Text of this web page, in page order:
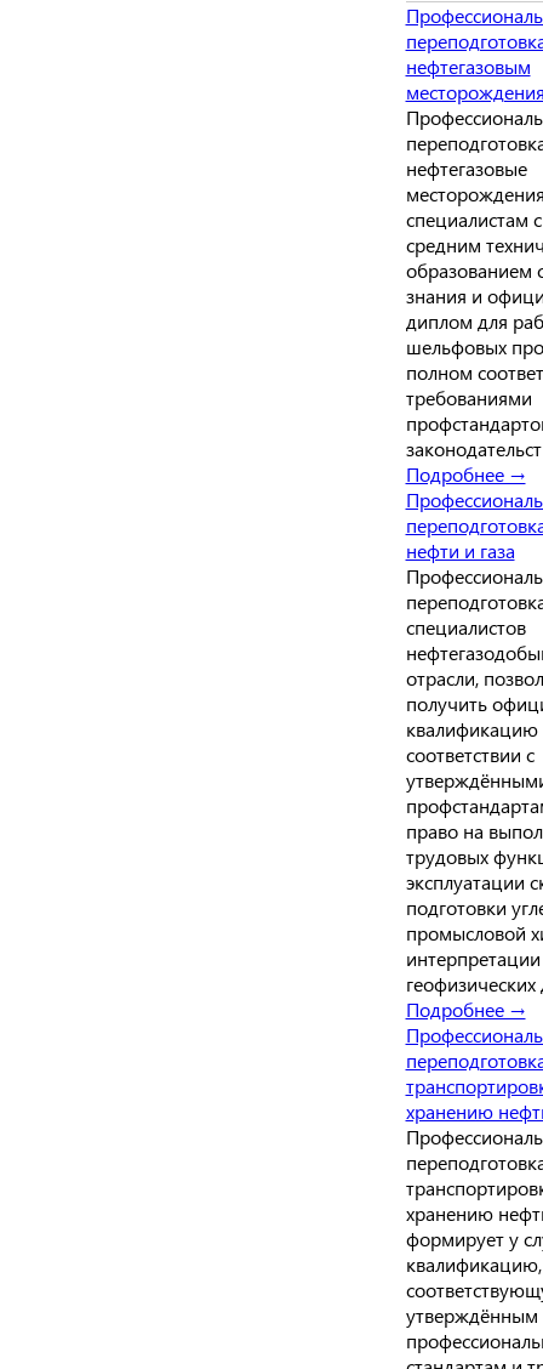
нефтегазовым
нефтегазовые
специалистам
средним
образованием
знания и
диплом для
шельфовых
полном
требованиями
Подробнее →
нефти и газа
специалистов
отрасли,
получить
квалификацию
соответствии с
право на
трудовых
эксплуатации
подготовки
промысловой
Подробнее →
хранению
хранению
формирует у
утверждённым